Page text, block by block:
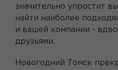
значительно упростит
найти наиболее
и вашей компании -
друзьями.
Новогодний Томск